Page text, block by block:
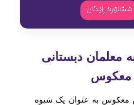
مشاوره رایگان
معلمان دبستانی
معکوس
معکوس به عنوان یک شیوه